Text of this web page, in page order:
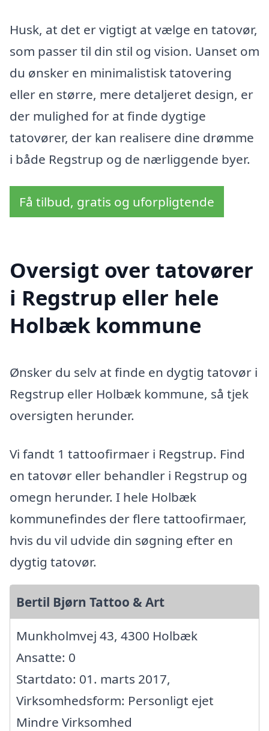
Husk, at det er vigtigt at vælge en tatovør,
som passer til din stil og vision. Uanset om
du ønsker en minimalistisk tatovering
eller en større, mere detaljeret design, er
der mulighed for at finde dygtige
tatovører, der kan realisere dine drømme
i både Regstrup og de nærliggende byer.
Få tilbud, gratis og uforpligtende
Oversigt over tatovører
i Regstrup eller hele
Holbæk kommune
Ønsker du selv at finde en dygtig tatovør i
Regstrup eller Holbæk kommune, så tjek
oversigten herunder.
Vi fandt 1 tattoofirmaer i Regstrup. Find
en tatovør eller behandler i Regstrup og
omegn herunder. I hele Holbæk
kommunefindes der flere tattoofirmaer,
hvis du vil udvide din søgning efter en
dygtig tatovør.
Bertil Bjørn Tattoo & Art
Munkholmvej 43, 4300 Holbæk
Ansatte: 0
Startdato: 01. marts 2017,
Virksomhedsform: Personligt ejet
Mindre Virksomhed